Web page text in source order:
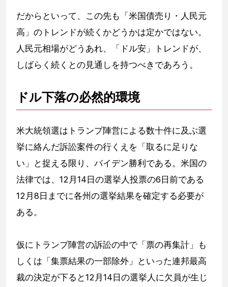
だからといって、この先も「米国債売り・人民元
高」のトレンドが続くかどうかは定かではない。
人民元相場がどうあれ、「ドル安」トレンドが、
しばらく続くとの見通しを持つべきであろう。
ドル下落の必然的環境
米大統領選はトランプ陣営による数十件に及ぶ選
挙に絡んだ訴訟案件の行くえを「取るに足りな
い」と捉える限り、バイデン勝利である。米国の
法律では、12月14日の選挙人投票の6日前である
12月8日までに各州の選挙結果を確定する必要が
ある。
仮にトランプ陣営の訴訟の中で「票の再集計」も
しくは「集票結果の一部除外」といった連邦最高
裁の決定が下ると12月14日の選挙人に欠員が生じ